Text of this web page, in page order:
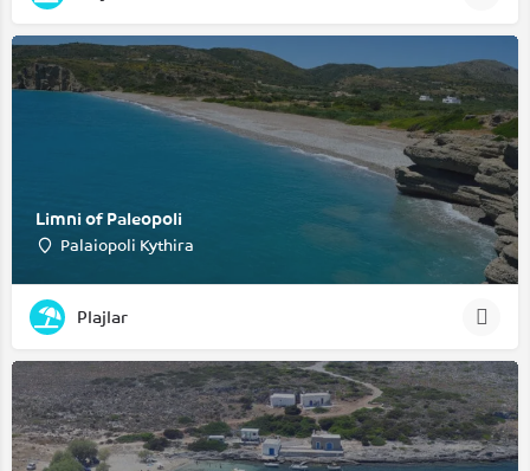
Limni of Paleopoli
Palaiopoli Kythira
Plajlar